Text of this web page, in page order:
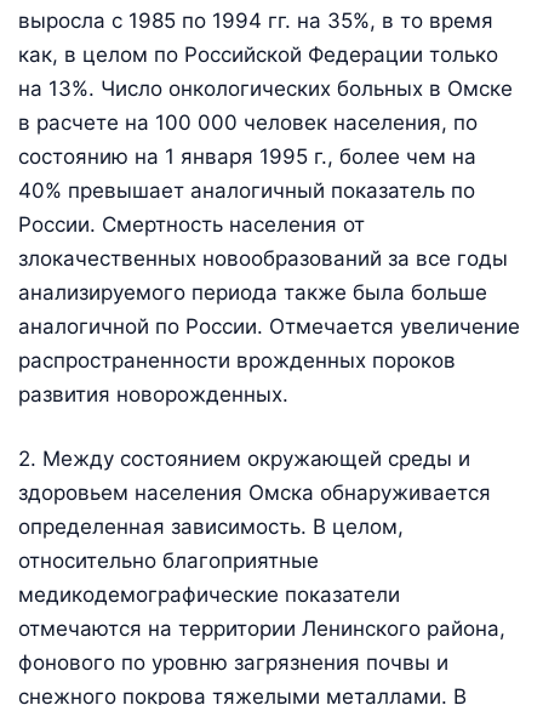
выросла с 1985 по 1994 гг. на 35%, в то время
как, в целом по Российской Федерации только
на 13%. Число онкологических больных в Омске
в расчете на 100 000 человек населения, по
состоянию на 1 января 1995 г., более чем на
40% превышает аналогичный показатель по
России. Смертность населения от
злокачественных новообразований за все годы
анализируемого периода также была больше
аналогичной по России. Отмечается увеличение
распространенности врожденных пороков
развития новорожденных.
2. Между состоянием окружающей среды и
здоровьем населения Омска обнаруживается
определенная зависимость. В целом,
относительно благоприятные
медикодемографические показатели
отмечаются на территории Ленинского района,
фонового по уровню загрязнения почвы и
снежного покрова тяжелыми металлами. В